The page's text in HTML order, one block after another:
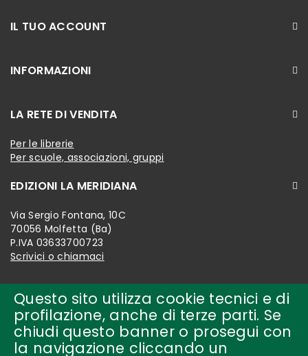
Questo sito utilizza cookie tecnici e di
profilazione, anche di terze parti. Se
chiudi questo banner o prosegui con
la navigazione cliccando un
IL TUO ACCOUNT
INFORMAZIONI
LA RETE DI VENDITA
Per le librerie
Per scuole, associazioni, gruppi
EDIZIONI LA MERIDIANA
Via Sergio Fontana, 10C
70056 Molfetta (Ba)
P.IVA 03633700723
Scrivici o chiamaci